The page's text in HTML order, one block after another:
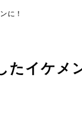
に！
たイケメ